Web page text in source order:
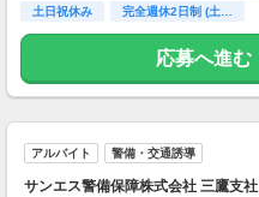
土日祝休み
完全週休2日制 (土…
応募へ進む
アルバイト 警備・交通誘導
サンエス警備保障株式会社 三鷹支社